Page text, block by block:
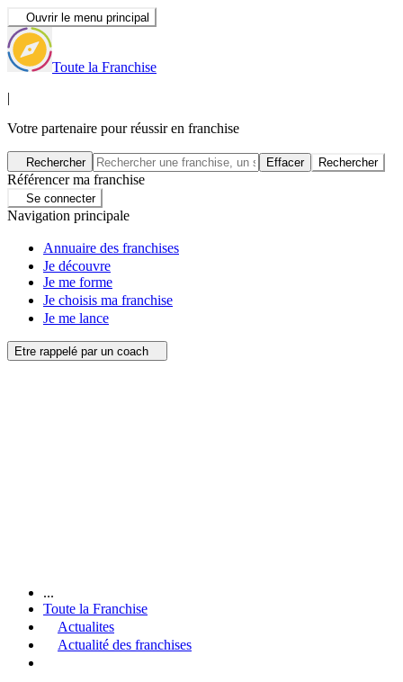
Ouvrir le menu principal
Toute la Franchise
|
Votre partenaire pour réussir en franchise
Rechercher Effacer Rechercher
Référencer ma franchise
Se connecter
Navigation principale
Annuaire des franchises
Je découvre
Je me forme
Je choisis ma franchise
Je me lance
Etre rappelé par un coach
...
Toute la Franchise
Actualites
Actualité des franchises